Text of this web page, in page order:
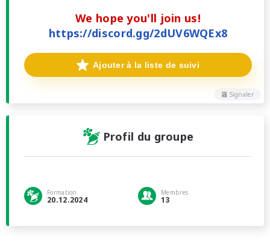
We hope you'll join us!
https://discord.gg/2dUV6WQEx8
Signaler
Ajouter à la liste de suivi
Profil du groupe
Formation
20.12.2024
Membres
13